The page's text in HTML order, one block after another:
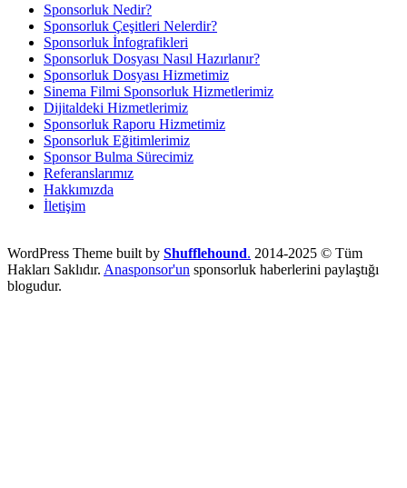
Sponsorluk Nedir?
Sponsorluk Çeşitleri Nelerdir?
Sponsorluk İnfografikleri
Sponsorluk Dosyası Nasıl Hazırlanır?
Sponsorluk Dosyası Hizmetimiz
Sinema Filmi Sponsorluk Hizmetlerimiz
Dijitaldeki Hizmetlerimiz
Sponsorluk Raporu Hizmetimiz
Sponsorluk Eğitimlerimiz
Sponsor Bulma Sürecimiz
Referanslarımız
Hakkımızda
İletişim
WordPress Theme built by Shufflehound. 2014-2025 © Tüm
Hakları Saklıdır. Anasponsor'un sponsorluk haberlerini paylaştığı
blogudur.